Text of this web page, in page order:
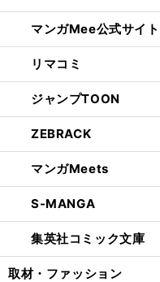
マンガMee公式サイト
リマコミ
ジャンプTOON
ZEBRACK
マンガMeets
S-MANGA
集英社コミック文庫
取材・ファッション